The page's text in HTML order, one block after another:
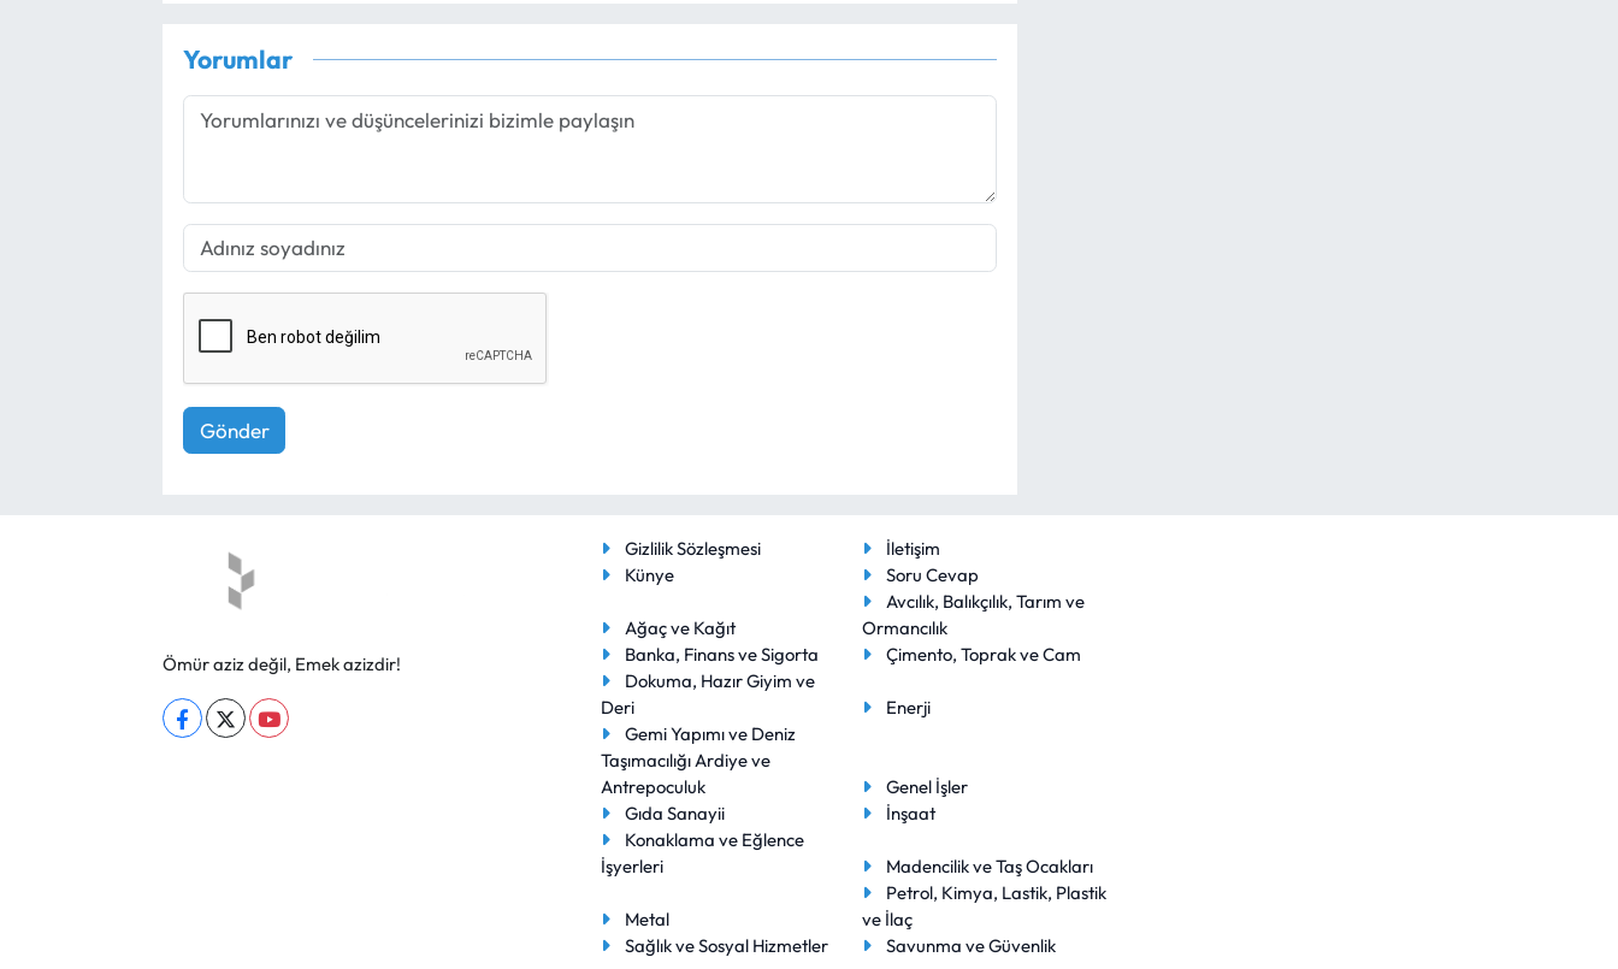
Yorumlar
Gönder
Ömür aziz değil, Emek azizdir!
Gizlilik Sözleşmesi
İletişim
Künye
Soru Cevap
Ağaç ve Kağıt
Avcılık, Balıkçılık, Tarım ve
Ormancılık
Banka, Finans ve Sigorta
Çimento, Toprak ve Cam
Dokuma, Hazır Giyim ve
Deri
Enerji
Gemi Yapımı ve Deniz
Taşımacılığı Ardiye ve
Antrepoculuk
Genel İşler
Gıda Sanayii
İnşaat
Konaklama ve Eğlence
İşyerleri
Madencilik ve Taş Ocakları
Metal
Petrol, Kimya, Lastik, Plastik
ve İlaç
Sağlık ve Sosyal Hizmetler
Savunma ve Güvenlik